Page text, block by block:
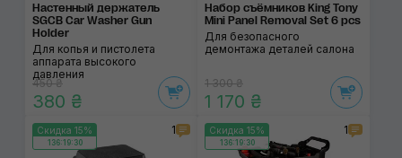
Настенный держатель
SGCB Car Washer Gun
Holder
Для копья и пистолета
аппарата высокого
давления
450 ₴
380 ₴
Набор съёмников King Tony
Mini Panel Removal Set 6 pcs
Для безопасного
демонтажа деталей салона
1 300 ₴
1 170 ₴
Скидка 15%
136:19:29
1 Скидка 15%
136:19:29
1